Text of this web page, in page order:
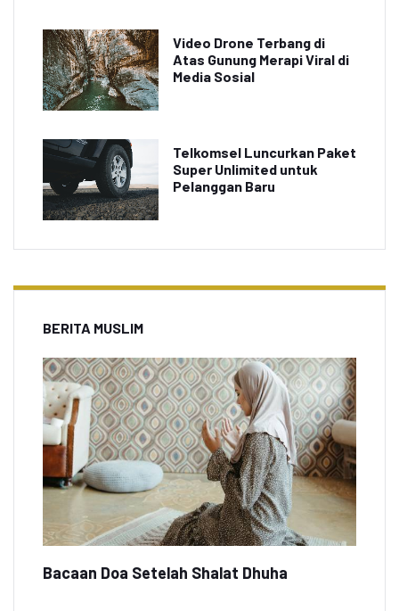
Video Drone Terbang di
Atas Gunung Merapi Viral di
Media Sosial
Telkomsel Luncurkan Paket
Super Unlimited untuk
Pelanggan Baru
BERITA MUSLIM
Bacaan Doa Setelah Shalat Dhuha